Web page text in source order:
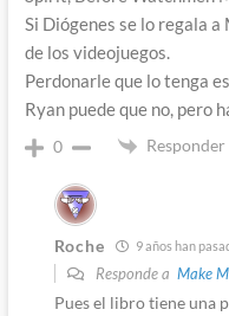
Si Diógenes se lo regala a
de los videojuegos.
Perdonarle que lo tenga
Ryan puede que no, pero
0 Responder
Roche 9 años han
Responde a Make
Pues el libro tiene una